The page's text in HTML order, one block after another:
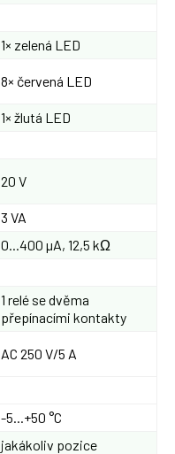
1× zelená LED
8× červená LED
1× žlutá LED
20 V
3 VA
0...400 µA, 12,5 kΩ
1 relé se dvěma
přepínacími kontakty
AC 250 V/5 A
-5...+50 °C
jakákoliv pozice